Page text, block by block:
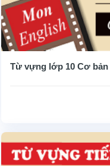
Từ vựng lớp 10 Cơ bản